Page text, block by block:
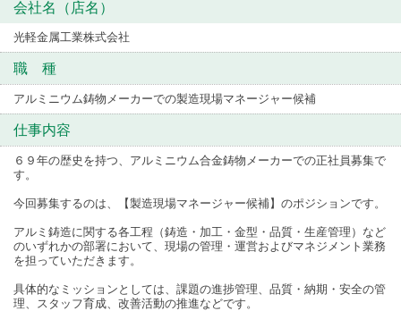
会社名（店名）
光軽金属工業株式会社
職 種
アルミニウム鋳物メーカーでの製造現場マネージャー候補
仕事内容
６９年の歴史を持つ、アルミニウム合金鋳物メーカーでの正社員募集で
す。
今回募集するのは、【製造現場マネージャー候補】のポジションです。
アルミ鋳造に関する各工程（鋳造・加工・金型・品質・生産管理）など
のいずれかの部署において、現場の管理・運営およびマネジメント業務
を担っていただきます。
具体的なミッションとしては、課題の進捗管理、品質・納期・安全の管
理、スタッフ育成、改善活動の推進などです。